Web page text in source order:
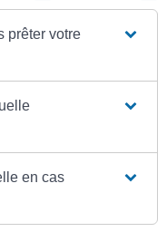
prêter votre
en cas